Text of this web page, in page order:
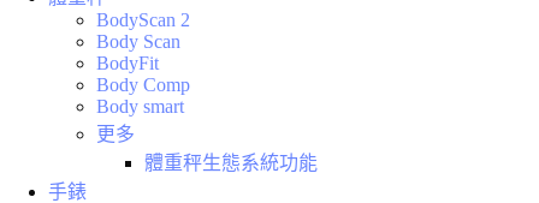
BodyScan 2
Body Scan
BodyFit
Body Comp
Body smart
更多
體重秤生態系統功能
手錶